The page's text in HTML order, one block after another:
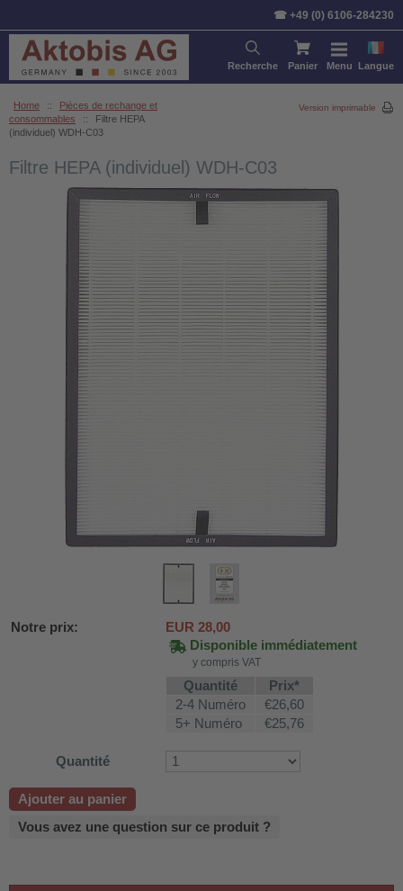
☎ +49 (0) 6106-284230
Recherche Panier Menu Langue
WDH-AP1212
et WDH-626L
220B
Home ::
Pièces de rechange et
consommables
::
Filtre HEPA
(individuel) WDH-C03
Version imprimable
Filtre HEPA (individuel) WDH-C03
Notre prix: EUR 28,00
Disponible immédiatement
y compris VAT
Quantité
Prix*
2-4 Numéro
€26,60
5+ Numéro
€25,76
Quantité
Ajouter au panier
Vous avez une question sur ce produit ?